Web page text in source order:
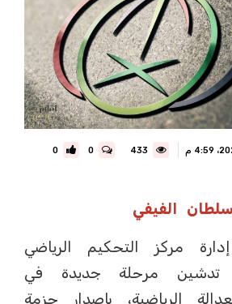
0
0
الفيفي
مركز التحكيم الرياضي
مرحلة جديدة في
الرياضية، بإصدار حزمة